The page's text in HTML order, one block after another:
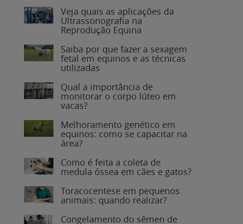
Veja quais as aplicações da
Ultrassonografia na
Reprodução Equina
Saiba por que fazer a sexagem
fetal em equinos e as técnicas
utilizadas
Qual a importância de
monitorar o corpo lúteo em
vacas?
Melhoramento genético em
equinos: como se capacitar na
área?
Como é feita a coleta de
medula óssea em cães e gatos?
Toracocentese em pequenos
animais: quando realizar?
Congelamento do sêmen de